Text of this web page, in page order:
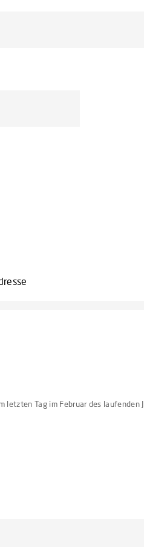
Tag im Februar des laufenden